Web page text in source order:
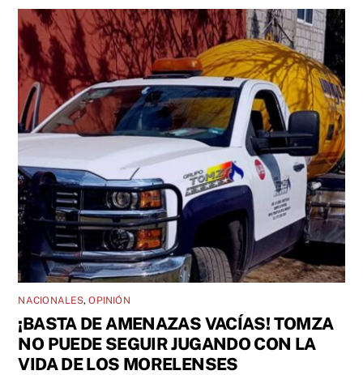
NACIONALES,OPINIÓN
¡BASTA DE AMENAZAS VACÍAS! TOMZA
NO PUEDE SEGUIR JUGANDO CON LA
VIDA DE LOS MORELENSES